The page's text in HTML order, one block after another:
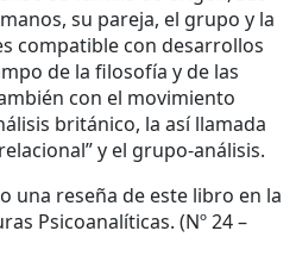
su pareja, el grupo y la
compatible con desarrollos
de la filosofía y de las
con el movimiento
británico, la así llamada
y el grupo-análisis.
una reseña de este libro en la
Psicoanalíticas. (Nº 24 –